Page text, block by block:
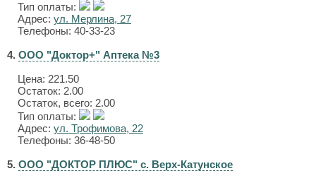
Тип оплаты:
Адрес: ул. Мерлина, 27
Телефоны: 40-33-23
4. ООО "Доктор+" Аптека №3
Цена: 221.50
Остаток: 2.00
Остаток, всего: 2.00
Тип оплаты:
Адрес: ул. Трофимова, 22
Телефоны: 36-48-50
5. ООО "ДОКТОР ПЛЮС" с. Верх-Катунское